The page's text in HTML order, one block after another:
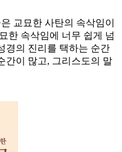
교묘한 사탄의 속삭임이
한 속삭임에 너무 쉽게 넘
경의 진리를 택하는 순간
간이 많고, 그리스도의 말